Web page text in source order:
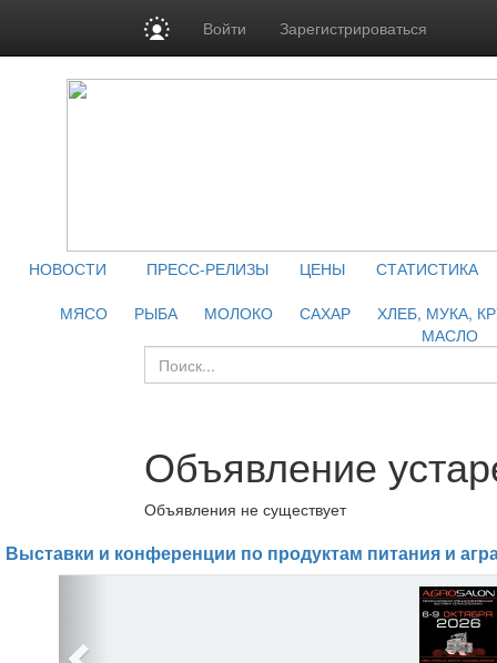
Войти Зарегистрироваться
НОВОСТИ ПРЕСС-РЕЛИЗЫ ЦЕНЫ
СТАТИСТИКА
МЯСО
РЫБА МОЛОКО САХАР
ХЛЕБ, МУКА,
МАСЛО
Объявление
Объявления не существует
Выставки и конференции по продуктам питания и